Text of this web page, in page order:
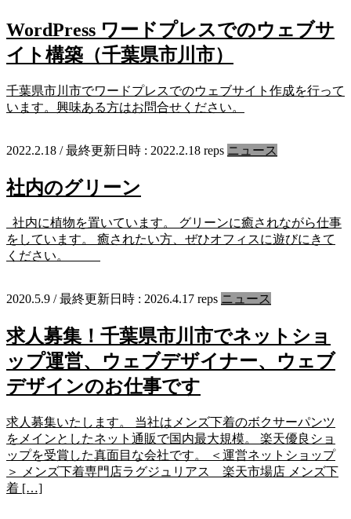
WordPress ワードプレスでのウェブサ
イト構築（千葉県市川市）
千葉県市川市でワードプレスでのウェブサイト作成を行って
います。興味ある方はお問合せください。
2022.2.18 / 最終更新日時 : 2022.2.18 reps ニュース
社内のグリーン
社内に植物を置いています。 グリーンに癒されながら仕事
をしています。 癒されたい方、ぜひオフィスに遊びにきて
ください。
2020.5.9 / 最終更新日時 : 2026.4.17 reps ニュース
求人募集！千葉県市川市でネットショ
ップ運営、ウェブデザイナー、ウェブ
デザインのお仕事です
求人募集いたします。 当社はメンズ下着のボクサーパンツ
をメインとしたネット通販で国内最大規模。 楽天優良ショ
ップを受賞した真面目な会社です。 ＜運営ネットショップ
＞ メンズ下着専門店ラグジュリアス 楽天市場店 メンズ下
着 […]